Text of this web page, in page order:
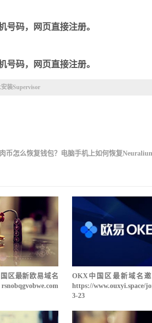
号码，网页直接注册。
号码，网页直接注册。
装Supervisor
币怎么恢复钱包？电脑手机上如何恢复
区最新欧易域名
OKX中国区最新域名
https://www.ouxyi.space/
3-23